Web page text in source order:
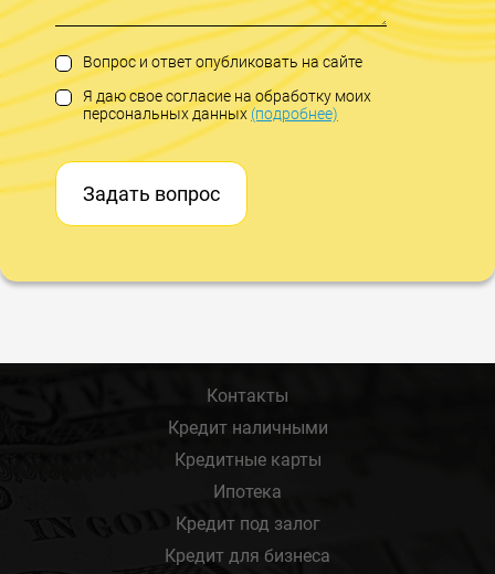
Вопрос и ответ опубликовать на сайте
Я даю свое согласие на обработку моих
персональных данных(подробнее)
Задать вопрос
Контакты
Кредит наличными
Кредитные карты
Ипотека
Кредит под залог
Кредит для бизнеса